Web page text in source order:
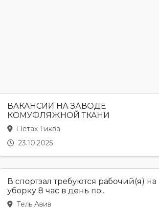
ВАКАНСИИ НА ЗАВОДЕ
КОМУФЛЯЖНОЙ ТКАНИ
Петах Тиква
23.10.2025
В спортзал требуются рабочий(я) на
уборку 8 час в день по...
Тель Авив